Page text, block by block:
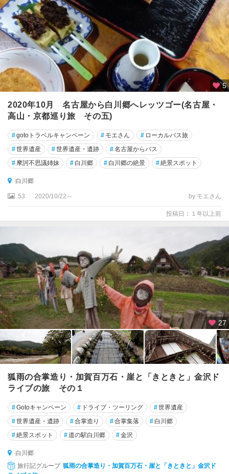
5
2020年10月 名古屋から白川郷へレッツゴー(名古屋・
高山・京都巡り旅 その五)
#gotoトラベルキャンペーン # モエさん # ローカルバス旅
#世界遺産 #世界遺産・遺跡 #名古屋からバス
# 摩訶不思議姉妹 # 白川郷 # 白川郷の絶景 #絶景スポット
白川郷
53 2020/10/22～ by モエさん
投稿日：１年以上前
27
狐雨の合掌造り・加賀百万石・崖と「きときと」金沢ド
ライブの旅 その１
#Gotoキャンペーン # ドライブ・ツーリング #世界遺産
#世界遺産・遺跡 #合掌造り #合掌集落 # 白川郷
#絶景スポット #道の駅白川郷 #金沢
白川郷
旅行記グループ 狐雨の合掌造り・加賀百万石・崖と「きときと」金沢ド